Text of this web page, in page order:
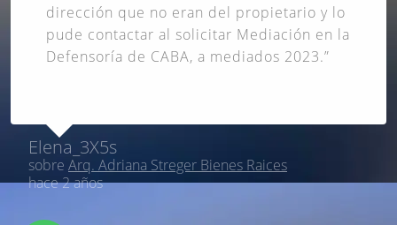
dirección que no eran del propietario y lo
pude contactar al solicitar Mediación en la
Defensoría de CABA, a mediados 2023.”
Elena_3X5s
sobre Arq. Adriana Streger Bienes Raices
hace 2 años